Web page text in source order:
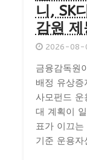
니, SK
감원 제
2026-08-
금융감독원
배정 유상
사모펀드 운
대 계획이
표가 이끄
기준 운용자